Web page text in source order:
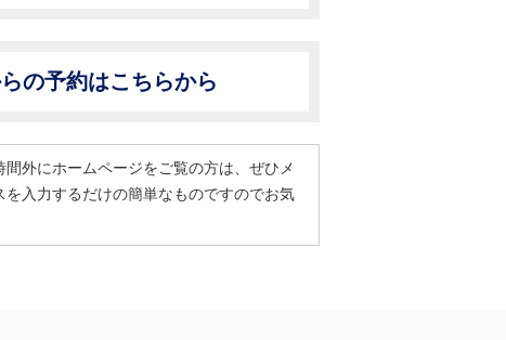
の予約はこちらから
外にホームページをご覧の方は、ぜひメ
入力するだけの簡単なものですのでお気